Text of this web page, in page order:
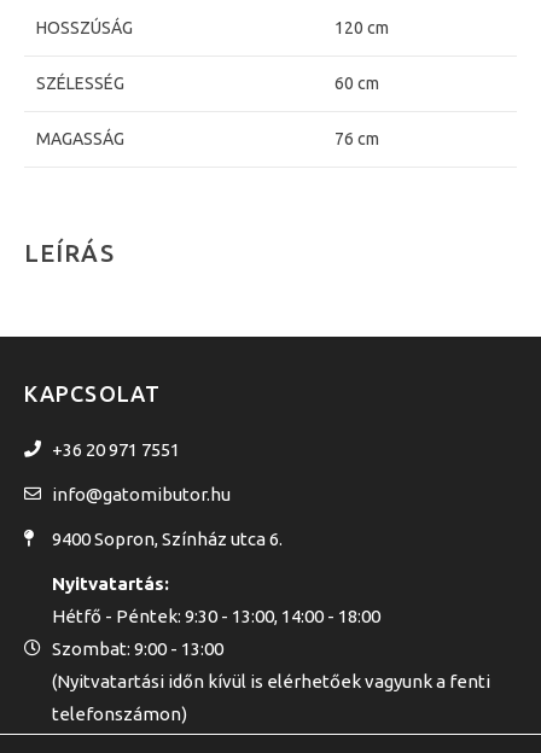
LEÍRÁS
HOSSZÚSÁG 120 cm
SZÉLESSÉG 60 cm
MAGASSÁG 76 cm
KAPCSOLAT
+36 20 971 7551
info@gatomibutor.hu
9400 Sopron, Színház utca 6.
Nyitvatartás:
Hétfő - Péntek: 9:30 - 13:00, 14:00 - 18:00
Szombat: 9:00 - 13:00
(Nyitvatartási időn kívül is elérhetőek vagyunk a fenti
telefonszámon)